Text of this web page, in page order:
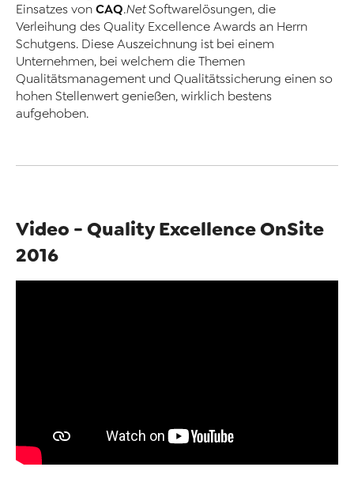
Einsatzes von CAQ.NetSoftwarelösungen, die
Verleihung des Quality Excellence Awards an Herrn
Schutgens. Diese Auszeichnung ist bei einem
Unternehmen, bei welchem die Themen
Qualitätsmanagement und Qualitätssicherung einen so
hohen Stellenwert genießen, wirklich bestens
aufgehoben.
Video - Quality Excellence OnSite
2016